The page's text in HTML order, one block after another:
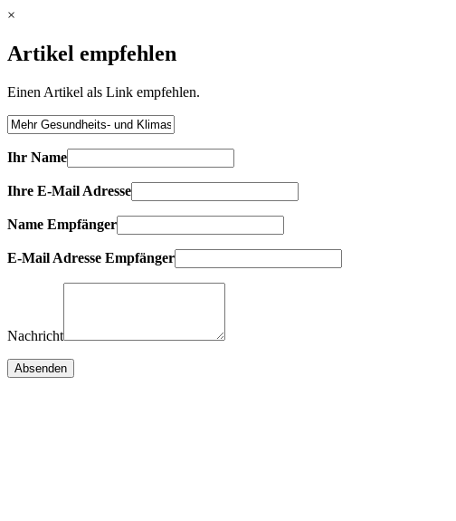
×
Artikel empfehlen
Einen Artikel als Link empfehlen.
Ihr Name
Ihre E-Mail Adresse
Name Empfänger
E-Mail Adresse Empfänger
Nachricht